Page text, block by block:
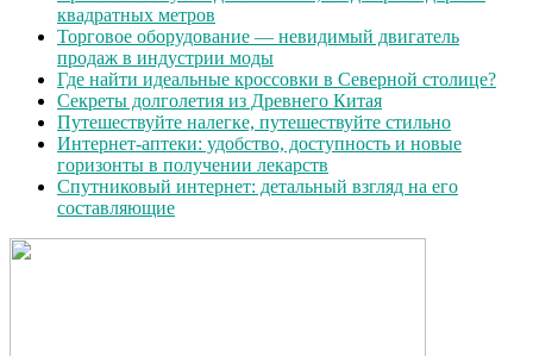
квадратных метров
Торговое оборудование — невидимый двигатель
продаж в индустрии моды
Где найти идеальные кроссовки в Северной столице?
Секреты долголетия из Древнего Китая
Путешествуйте налегке, путешествуйте стильно
Интернет-аптеки: удобство, доступность и новые
горизонты в получении лекарств
Спутниковый интернет: детальный взгляд на его
составляющие